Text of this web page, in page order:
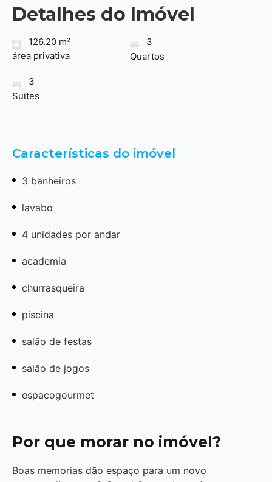
Detalhes do Imóvel
126.20 m²
área privativa
3
Quartos
3
Suites
Características do imóvel
3 banheiros
lavabo
4 unidades por andar
academia
churrasqueira
piscina
salão de festas
salão de jogos
espacogourmet
Por que morar no imóvel?
Boas memorias dão espaço para um novo